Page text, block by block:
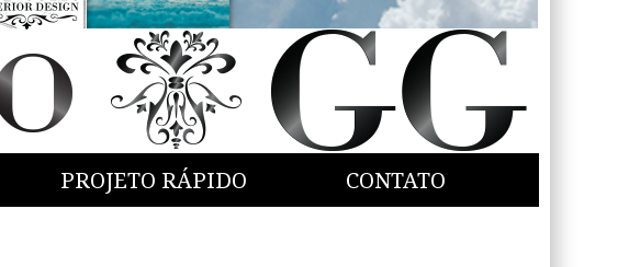
PROJETO RÁPIDO CONTATO